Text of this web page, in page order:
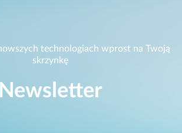
technologiach wprost na Twoją
skrzynkę
Newsletter